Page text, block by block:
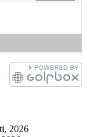
2026